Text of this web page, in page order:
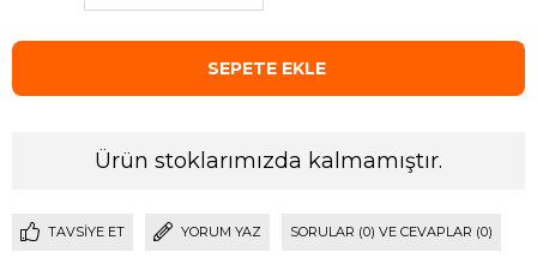
Ürün stoklarımızda kalmamıştır.
TAVSIYE ET YORUM YAZ SORULAR (0) VE CEVAPLAR (0)